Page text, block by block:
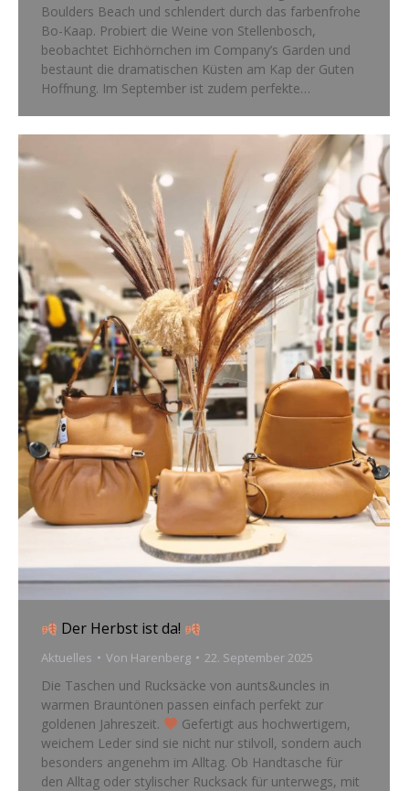
Boulders Beach und schlendert durch das farbenfrohe
Bo-Kaap. Probiert die Weine von Stellenbosch,
beobachtet Eichhörnchen im Company’s Garden und
bestaunt die dramatischen Küsten am Kap der Guten
Hoffnung. Im September ist zudem perfekte…
Der Herbst ist da!
Aktuelles Von Harenberg 22. September 2025
Die Taschen und Rucksäcke von aunts&uncles in
warmen Brauntönen passen einfach perfekt zur
goldenen Jahreszeit.
Gefertigt aus hochwertigem,
weichem Leder sind sie nicht nur stilvoll, sondern auch
besonders angenehm im Alltag. Ob Handtasche für
den Alltag oder stylischer Rucksack für unterwegs, mit